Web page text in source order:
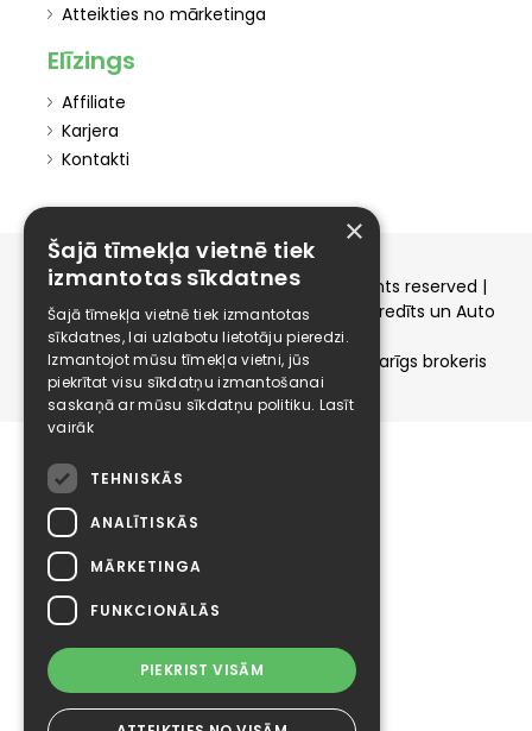
Atteikties no mārketinga
Elīzings
Affiliate
Karjera
Kontakti
Copyright © 2015-2026 elizings.lv | All rights reserved |
elizings - Kredītu salīdzināšana, Patēriņa kredīts un Auto
līzings
SIA ELIZINGS.LV - pilnvaru apjoms - neatkarīgs brokeris
×
Šajā tīmekļa vietnē tiek
izmantotas sīkdatnes
Šajā tīmekļa vietnē tiek izmantotas
sīkdatnes, lai uzlabotu lietotāju pieredzi.
Izmantojot mūsu tīmekļa vietni, jūs
piekrītat visu sīkdatņu izmantošanai
saskaņā ar mūsu sīkdatņu politiku. Lasīt
vairāk
TEHNISKĀS
ANALĪTISKĀS
MĀRKETINGA
FUNKCIONĀLĀS
PIEKRIST VISĀM